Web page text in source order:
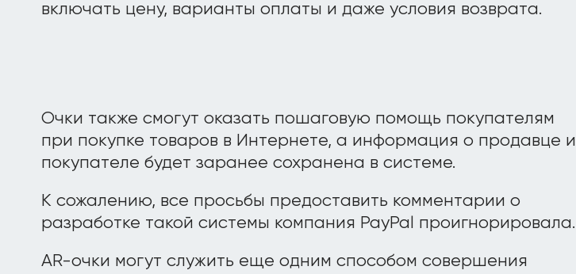
включать цену, варианты оплаты и даже условия возврата.
Очки также смогут оказать пошаговую помощь покупателям
при покупке товаров в Интернете, а информация о продавце и
покупателе будет заранее сохранена в системе.
К сожалению, все просьбы предоставить комментарии о
разработке такой системы компания PayPal проигнорировала.
AR-очки могут служить еще одним способом совершения